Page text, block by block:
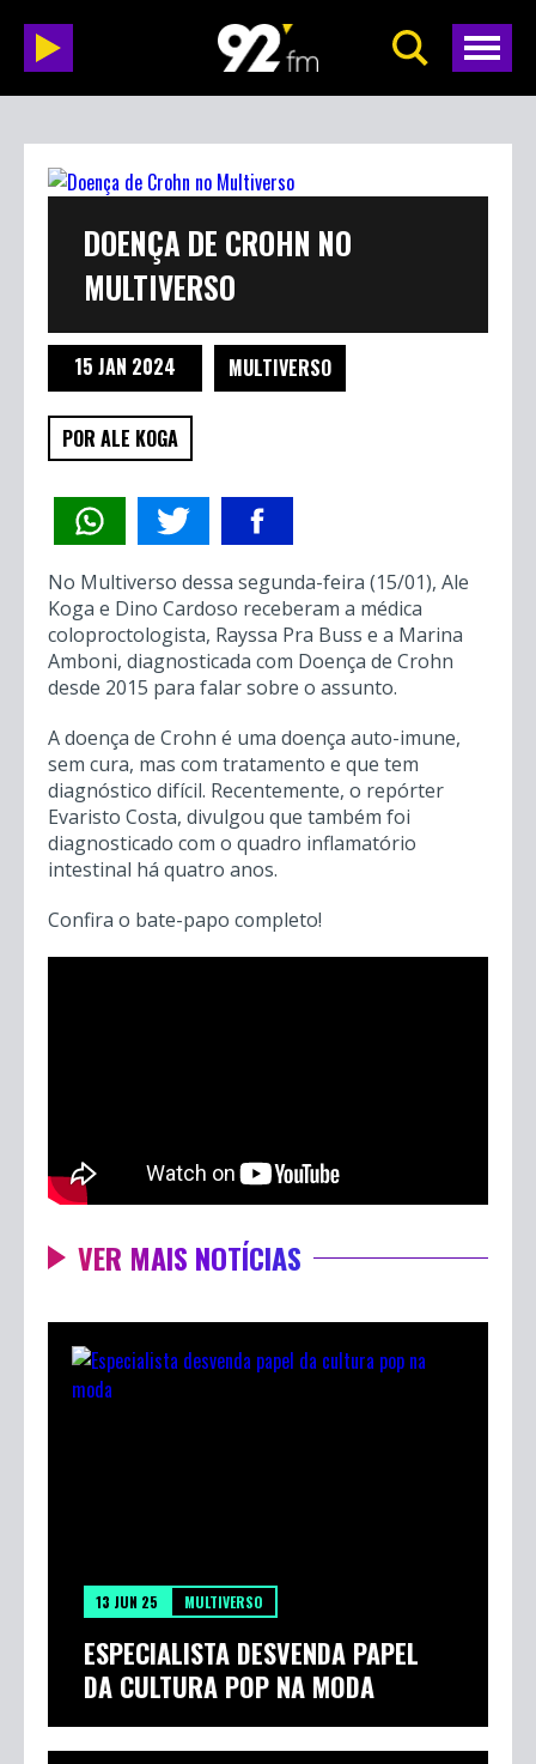
DOENÇA DE CROHN NO
MULTIVERSO
15 JAN 2024 MULTIVERSO
POR ALE KOGA
No Multiverso dessa segunda-feira (15/01), Ale
Koga e Dino Cardoso receberam a médica
coloproctologista, Rayssa Pra Buss e a Marina
Amboni, diagnosticada com Doença de Crohn
desde 2015 para falar sobre o assunto.
A doença de Crohn é uma doença auto-imune,